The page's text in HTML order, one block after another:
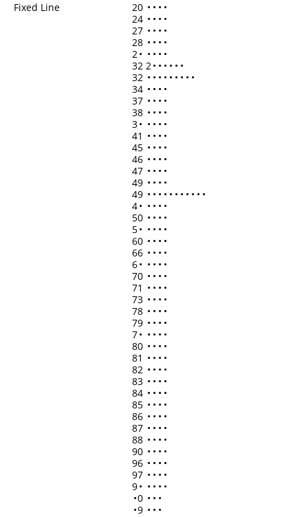
Fixed Line
20 • • • •
24 • • • •
27 • • • •
28 • • • •
2• • • • •
32 2• • • • • •
32 • • • • • • • • •
34 • • • •
37 • • • •
38 • • • •
3• • • • •
41 • • • •
45 • • • •
46 • • • •
47 • • • •
49 • • • •
49 • • • • • • • • • • •
4• • • • •
50 • • • •
5• • • • •
60 • • • •
66 • • • •
6• • • • •
70 • • • •
71 • • • •
73 • • • •
78 • • • •
79 • • • •
7• • • • •
80 • • • •
81 • • • •
82 • • • •
83 • • • •
84 • • • •
85 • • • •
86 • • • •
87 • • • •
88 • • • •
90 • • • •
96 • • • •
97 • • • •
9• • • • •
•0 • • •
•9 • • •